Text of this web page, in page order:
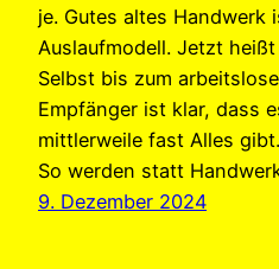
je. Gutes altes Handwerk
Auslaufmodell. Jetzt
Selbst bis zum
Empfänger ist klar, dass
mittlerweile fast Alles
So werden statt
9. Dezember 2024